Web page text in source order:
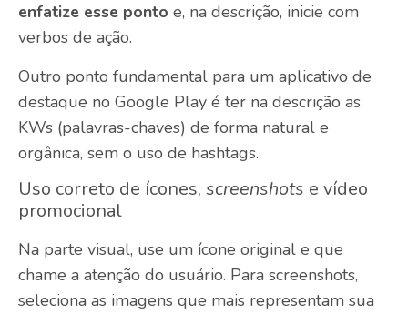
enfatize esse ponto e, na descrição, inicie com
verbos de ação.
Outro ponto fundamental para um aplicativo de
destaque no Google Play é ter na descrição as
KWs (palavras-chaves) de forma natural e
orgânica, sem o uso de hashtags.
Uso correto de ícones, screenshots e vídeo
promocional
Na parte visual, use um ícone original e que
chame a atenção do usuário. Para screenshots,
seleciona as imagens que mais representam sua